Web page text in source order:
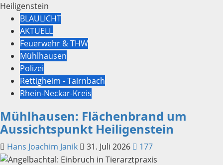
BLAULICHT
AKTUELL
Feuerwehr & THW
Mühlhausen
Polizei
Rettigheim - Tairnbach
Rhein-Neckar-Kreis
Mühlhausen: Flächenbrand um
Aussichtspunkt Heiligenstein
Hans Joachim Janik 31. Juli 2026 177